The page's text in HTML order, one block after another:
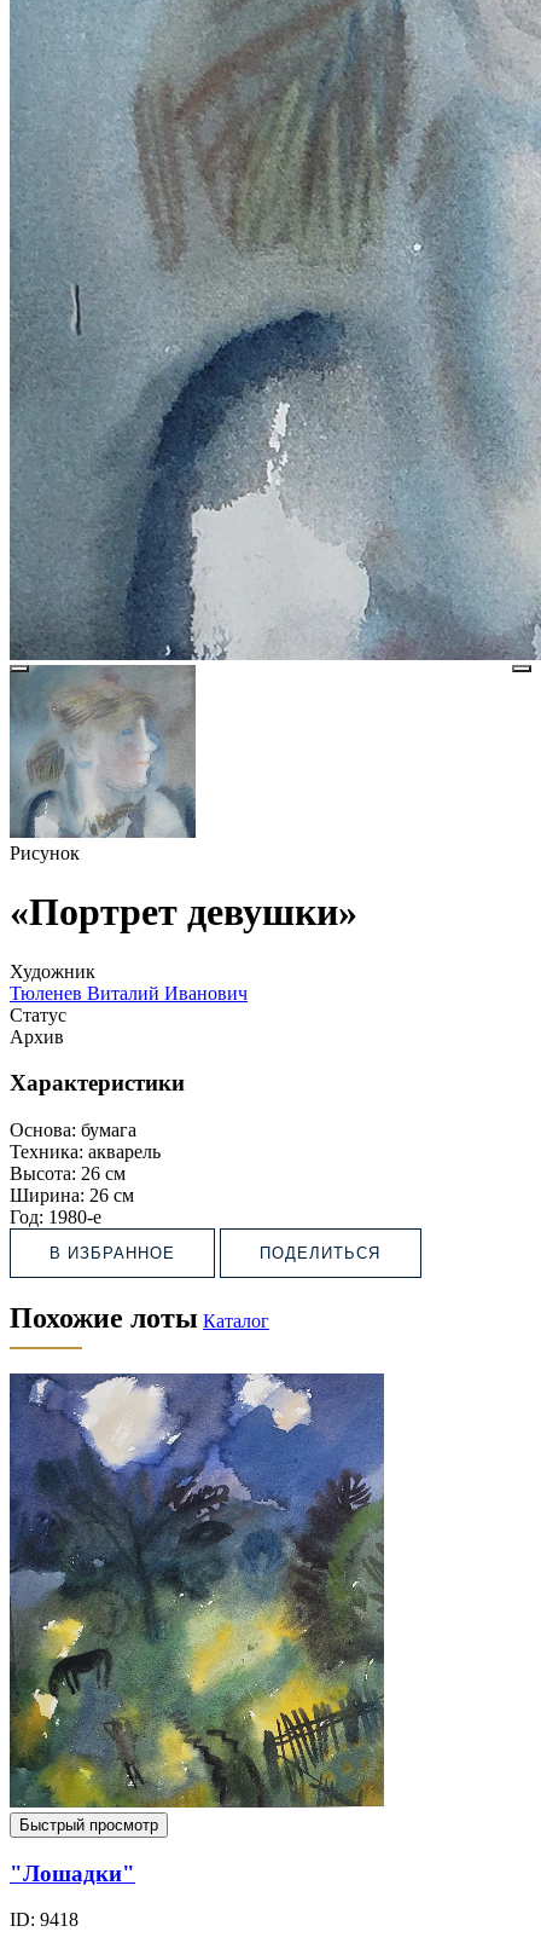
Рисунок
«Портрет девушки»
Художник
Тюленев Виталий Иванович
Статус
Архив
Характеристики
Основа: бумага
Техника: акварель
Высота: 26 см
Ширина: 26 см
Год: 1980-е
В ИЗБРАННОЕ ПОДЕЛИТЬСЯ
Похожие лоты Каталог
Быстрый просмотр
"Лошадки"
ID: 9418